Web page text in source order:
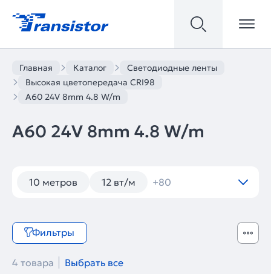
Главная Каталог
Светодиодные ленты
Высокая цветопередача CRI98
A60 24V 8mm 4.8 W/m
A60 24V 8mm 4.8 W/m
10 метров 12 вт/м +80
Фильтры
4 товара Выбрать все